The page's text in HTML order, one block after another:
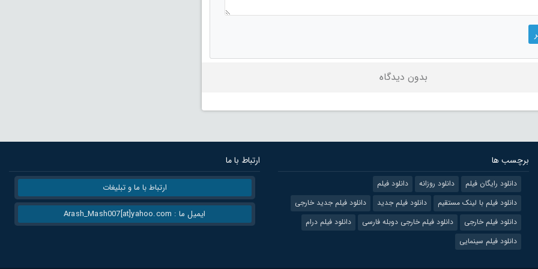
بدون دیدگاه
برچسب ها
دانلود رایگان فیلم دانلود روزانه
دانلود فیلم
دانلود فیلم با لینک مستقیم
دانلود فیلم جدید
دانلود فیلم جدید خارجی
دانلود فیلم خارجی
دانلود فیلم خارجی دوبله فارسی
دانلود فیلم درام
دانلود فیلم سینمایی
ارتباط با ما
ارتباط با ما و تبلیغات
ایمیل ما : Arash_Mash007[at]yahoo.com